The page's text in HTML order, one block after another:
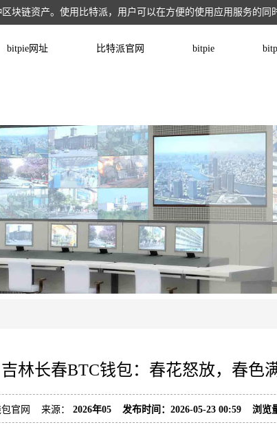
块链资产。使用比特派，用户可以在方便的使用应用服务的同
bitpie网址 比特派官网 bitpie
吉林长春BTC钱包：春花怒放，春色
包官网 来源： 2026年05 发布时间：2026-05-23 00:59 浏览